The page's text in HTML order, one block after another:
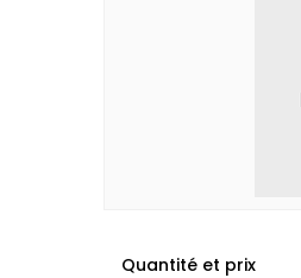
Quantité et prix